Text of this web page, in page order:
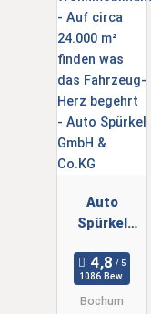
Auto
Spürkel
Co.KG
1086 Bew.
Bochum